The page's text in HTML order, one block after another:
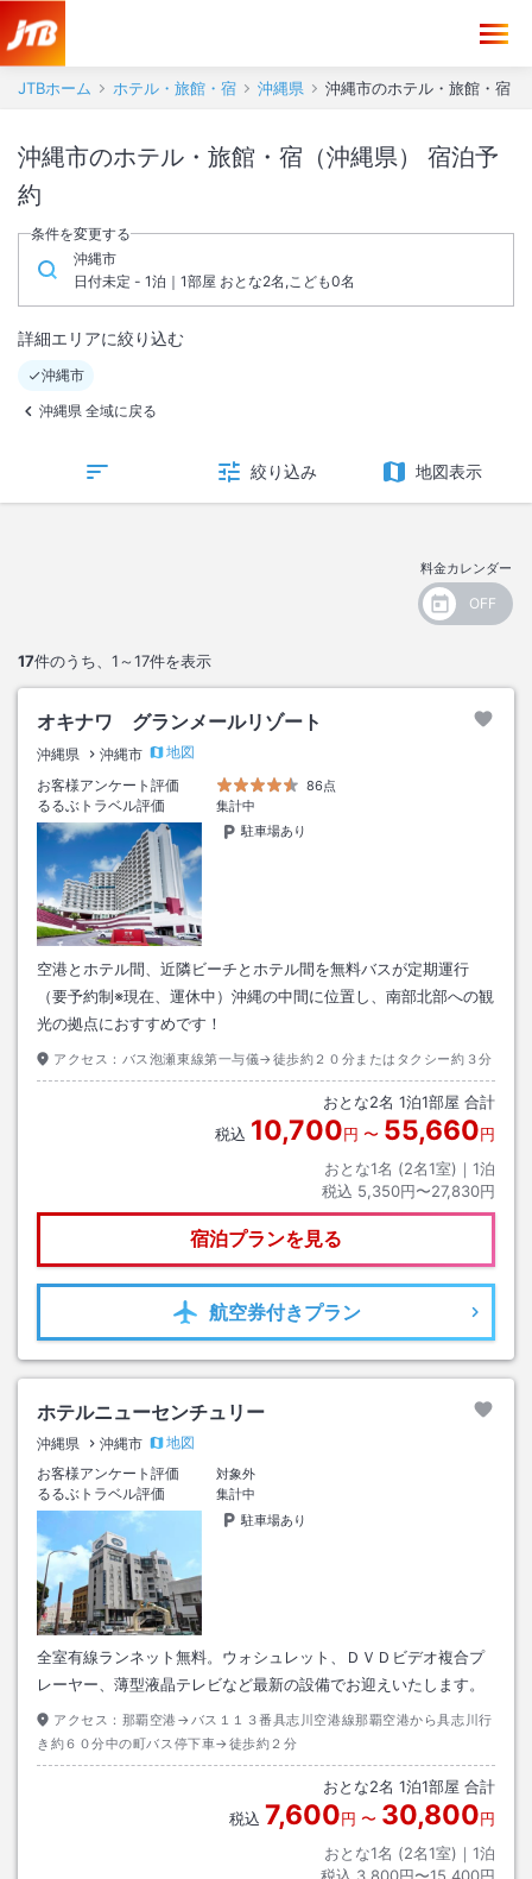
JTBホーム ホテル・旅館・宿 沖縄県 沖縄市のホテル・旅館・宿
沖縄市のホテル・旅館・宿（沖縄県） 宿泊予
約
条件を変更する
沖縄市
日付未定 - 1泊｜1部屋 おとな2名,こども0名
詳細エリアに絞り込む
沖縄市
沖縄県 全域に戻る
絞り込み 地図表示
料金カレンダー
17件のうち、 1～17件を表示
オキナワ グランメールリゾート
沖縄県 沖縄市
地図
お客様アンケート評価
86点
るるぶトラベル評価
集計中
駐車場あり
空港とホテル間、近隣ビーチとホテル間を無料バスが定期運行
（要予約制※現在、運休中）沖縄の中間に位置し、南部北部への観
光の拠点におすすめです！
アクセス： バス泡瀬東線第一与儀→徒歩約２０分またはタクシー約３分
おとな2名 1泊1部屋 合計
税込 10,700円 〜 55,660円
おとな1名 (2名1室)｜ 1泊
税込 5,350円〜27,830円
宿泊プランを見る
航空券付きプラン
ホテルニューセンチュリー
沖縄県 沖縄市
地図
お客様アンケート評価
対象外
るるぶトラベル評価
集計中
駐車場あり
全室有線ランネット無料。ウォシュレット、ＤＶＤビデオ複合プ
レーヤー、薄型液晶テレビなど最新の設備でお迎えいたします。
アクセス： 那覇空港→バス１１３番具志川空港線那覇空港から具志川行
き約６０分中の町バス停下車→徒歩約２分
おとな2名 1泊1部屋 合計
税込 7,600円 〜 30,800円
おとな1名 (2名1室)｜ 1泊